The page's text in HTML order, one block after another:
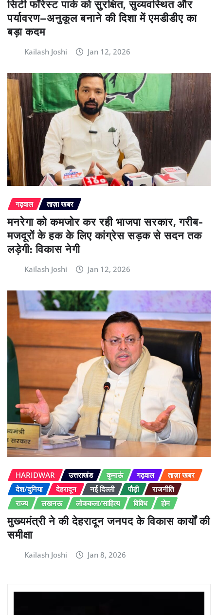
सिटी फॉरेस्ट पार्क को सुरक्षित, सुव्यवस्थित और
पर्यावरण–अनुकूल बनाने की दिशा में एमडीडीए का
बड़ा कदम
Kailash Joshi Jan 12, 2026
गढ़वाल ताज़ा खबर
मनरेगा को कमजोर कर रही भाजपा सरकार, गरीब-
मजदूरों के हक के लिए कांग्रेस सड़क से सदन तक
लड़ेगी: विकास नेगी
Kailash Joshi Jan 12, 2026
HARIDWAR उत्तराखंड कुमाऊं गढ़वाल
ताज़ा खबर
देश/दुनिया
देहरादून नई दिल्ली पौड़ी
राजनीति
राज्य
लखनऊ लोककला/साहित्य विविध होम
मुख्यमंत्री ने की देहरादून जनपद के विकास कार्यों की
समीक्षा
Kailash Joshi Jan 8, 2026